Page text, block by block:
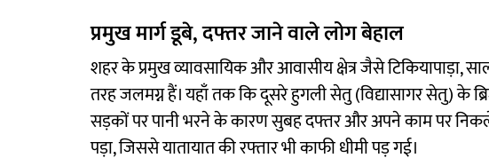
प्रमुख मार्ग डूबे, दफ्तर जाने वाले लोग बेहाल
शहर के प्रमुख व्यावसायिक और आवासीय क्षेत्र जैसे टिकियापाड़ा,
तरह जलमग्न हैं। यहाँ तक कि दूसरे हुगली सेतु (विद्यासागर सेतु) के
सड़कों पर पानी भरने के कारण सुबह दफ्तर और अपने काम पर निकले
पड़ा, जिससे यातायात की रफ्तार भी काफी धीमी पड़ गई।